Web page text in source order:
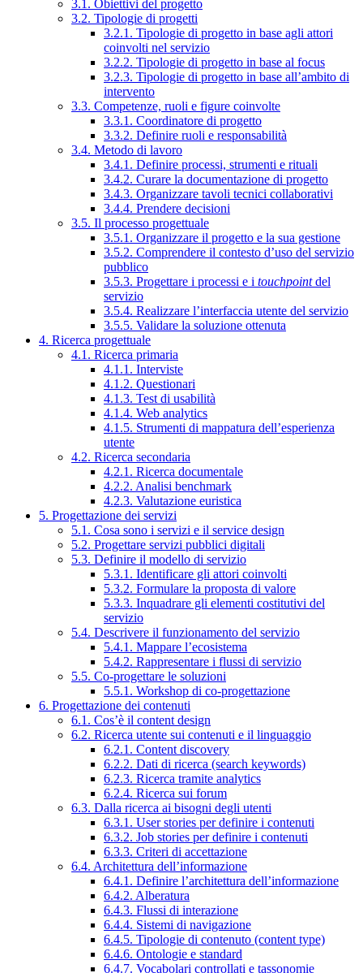
3.1. Obiettivi del progetto
3.2. Tipologie di progetti
3.2.1. Tipologie di progetto in base agli attori
coinvolti nel servizio
3.2.2. Tipologie di progetto in base al focus
3.2.3. Tipologie di progetto in base all’ambito di
intervento
3.3. Competenze, ruoli e figure coinvolte
3.3.1. Coordinatore di progetto
3.3.2. Definire ruoli e responsabilità
3.4. Metodo di lavoro
3.4.1. Definire processi, strumenti e rituali
3.4.2. Curare la documentazione di progetto
3.4.3. Organizzare tavoli tecnici collaborativi
3.4.4. Prendere decisioni
3.5. Il processo progettuale
3.5.1. Organizzare il progetto e la sua gestione
3.5.2. Comprendere il contesto d’uso del servizio
pubblico
3.5.3. Progettare i processi e i touchpointdel
servizio
3.5.4. Realizzare l’interfaccia utente del servizio
3.5.5. Validare la soluzione ottenuta
4. Ricerca progettuale
4.1. Ricerca primaria
4.1.1. Interviste
4.1.2. Questionari
4.1.3. Test di usabilità
4.1.4. Web analytics
4.1.5. Strumenti di mappatura dell’esperienza
utente
4.2. Ricerca secondaria
4.2.1. Ricerca documentale
4.2.2. Analisi benchmark
4.2.3. Valutazione euristica
5. Progettazione dei servizi
5.1. Cosa sono i servizi e il service design
5.2. Progettare servizi pubblici digitali
5.3. Definire il modello di servizio
5.3.1. Identificare gli attori coinvolti
5.3.2. Formulare la proposta di valore
5.3.3. Inquadrare gli elementi costitutivi del
servizio
5.4. Descrivere il funzionamento del servizio
5.4.1. Mappare l’ecosistema
5.4.2. Rappresentare i flussi di servizio
5.5. Co-progettare le soluzioni
5.5.1. Workshop di co-progettazione
6. Progettazione dei contenuti
6.1. Cos’è il content design
6.2. Ricerca utente sui contenuti e il linguaggio
6.2.1. Content discovery
6.2.2. Dati di ricerca (search keywords)
6.2.3. Ricerca tramite analytics
6.2.4. Ricerca sui forum
6.3. Dalla ricerca ai bisogni degli utenti
6.3.1. User stories per definire i contenuti
6.3.2. Job stories per definire i contenuti
6.3.3. Criteri di accettazione
6.4. Architettura dell’informazione
6.4.1. Definire l’architettura dell’informazione
6.4.2. Alberatura
6.4.3. Flussi di interazione
6.4.4. Sistemi di navigazione
6.4.5. Tipologie di contenuto (content type)
6.4.6. Ontologie e standard
6.4.7. Vocabolari controllati e tassonomie